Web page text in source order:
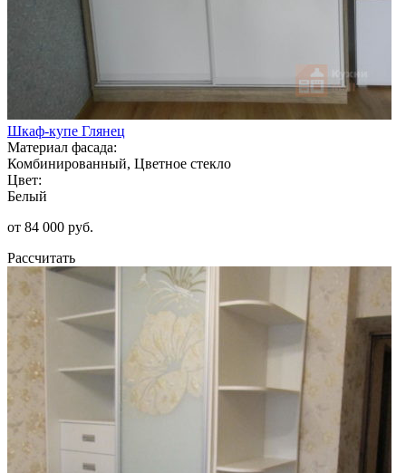
Шкаф-купе Глянец
Материал фасада:
Комбинированный, Цветное стекло
Цвет:
Белый
от 84 000 руб.
Рассчитать